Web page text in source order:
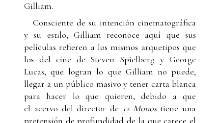
Gilliam.
Consciente de su intención cinematográfica
y su estilo, Gilliam reconoce aquí que sus
películas refieren a los mismos arquetipos que
los del cine de Steven Spielberg y George
Lucas, que logran lo que Gilliam no puede,
llegar a un público masivo y tener carta blanca
para hacer lo que quieren, debido a que
el acervo del director de 12 Monostiene una
pretensión de profundidad de la que carece el